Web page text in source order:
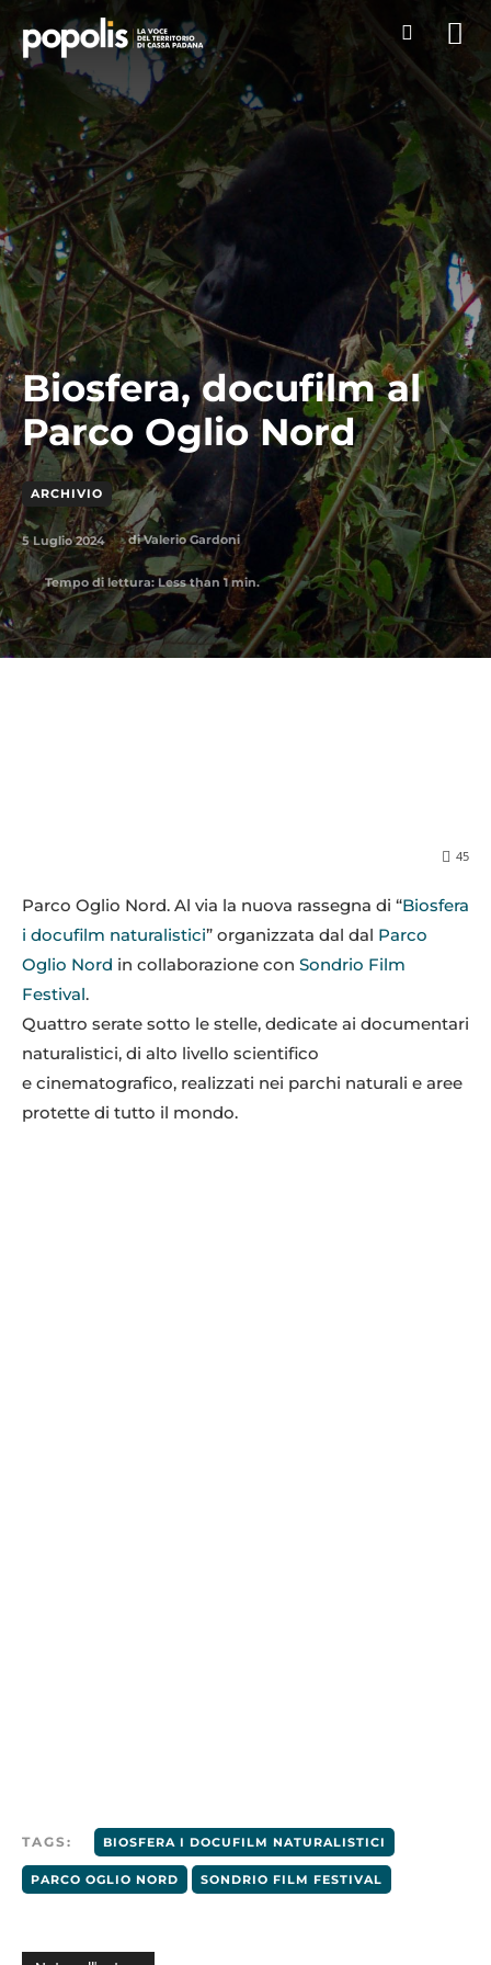
Biosfera, docufilm al
Parco Oglio Nord
ARCHIVIO
5 Luglio 2024 di Valerio Gardoni
Tempo di lettura: Less than 1min.
45
Parco Oglio Nord. Al via la nuova rassegna di “Biosfera
i docufilm naturalistici” organizzata dal dal Parco
Oglio Nord in collaborazione con Sondrio Film
Festival.
Quattro serate sotto le stelle, dedicate ai documentari
naturalistici, di alto livello scientifico
e cinematografico, realizzati nei parchi naturali e aree
protette di tutto il mondo.
TAGS: BIOSFERA I DOCUFILM NATURALISTICI
PARCO OGLIO NORD SONDRIO FILM FESTIVAL